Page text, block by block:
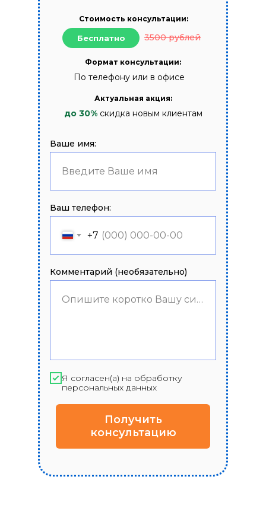
Бесплатно 3500 рублей
Стоимость консультации:
Ваше имя:
Введите Ваше имя
Ваш телефон:
+7
Комментарий (необязательно)
Опишите коротко Вашу ситуацию
Я согласен(а) на обработку
персональных данных
Получить
консультацию
Актуальная акция:
до 30%скидка новым клиентам
Формат консультации:
По телефону или в офисе